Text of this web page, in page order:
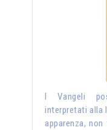
I Vangeli
interpretati alla
apparenza,